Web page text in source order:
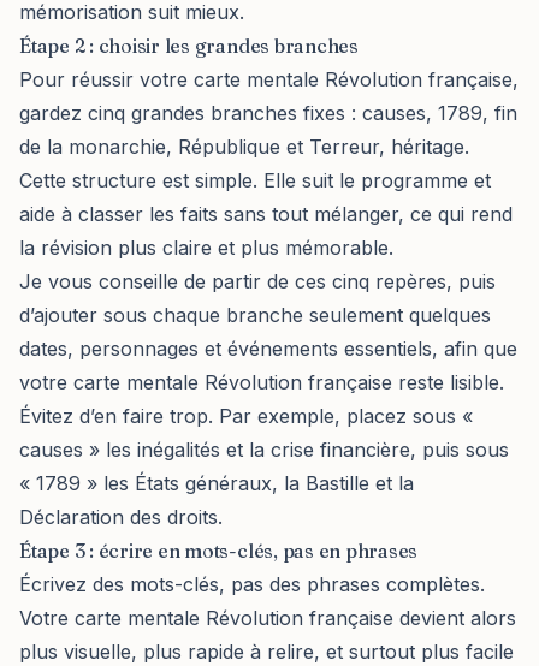
mémorisation suit mieux.
Étape 2 : choisir les grandes branches
Pour réussir votre carte mentale Révolution française,
gardez cinq grandes branches fixes : causes, 1789, fin
de la monarchie, République et Terreur, héritage.
Cette structure est simple. Elle suit le programme et
aide à classer les faits sans tout mélanger, ce qui rend
la révision plus claire et plus mémorable.
Je vous conseille de partir de ces cinq repères, puis
d’ajouter sous chaque branche seulement quelques
dates, personnages et événements essentiels, afin que
votre carte mentale Révolution française reste lisible.
Évitez d’en faire trop. Par exemple, placez sous «
causes » les inégalités et la crise financière, puis sous
« 1789 » les États généraux, la Bastille et la
Déclaration des droits.
Étape 3 : écrire en mots-clés, pas en phrases
Écrivez des mots-clés, pas des phrases complètes.
Votre carte mentale Révolution française devient alors
plus visuelle, plus rapide à relire, et surtout plus facile